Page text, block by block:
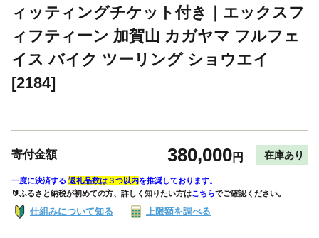
ィッティングチケット付き｜エックスフ
ィフティーン 加賀山 カガヤマ フルフェ
イス バイク ツーリング ショウエイ
[2184]
寄付金額 380,000円 在庫あり
一度に決済する 返礼品数は３つ以内を推奨しております。
🔰ふるさと納税が初めての方、詳しく知りたい方はこちらでご確認ください。
仕組みについて知る 上限額を調べる